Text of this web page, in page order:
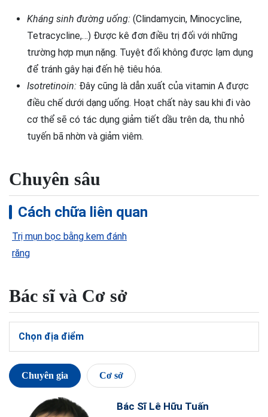
Kháng sinh đường uống: (Clindamycin, Minocycline,
Tetracycline,…) Được kê đơn điều trị đối với những
trường hợp mụn nặng. Tuyệt đối không được lạm dụng
để tránh gây hại đến hệ tiêu hóa.
Isotretinoin: Đây cũng là dẫn xuất của vitamin A được
điều chế dưới dạng uống. Hoạt chất này sau khi đi vào
cơ thể sẽ có tác dụng giảm tiết dầu trên da, thu nhỏ
tuyến bã nhờn và giảm viêm.
Chuyên sâu
Cách chữa liên quan
Trị mụn bọc bằng kem đánh
răng
Bác sĩ và Cơ sở
Chọn địa điểm
Chuyên gia Cơ sở
Bác Sĩ Lê Hữu Tuấn